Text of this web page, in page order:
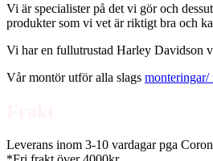
Vi är specialister på det vi gör och
produkter som vi vet är riktigt bra och
Vi har en fullutrustad Harley Davidson
Vår montör utför alla slags monteringar/
Leverans inom 3-10 vardagar pga